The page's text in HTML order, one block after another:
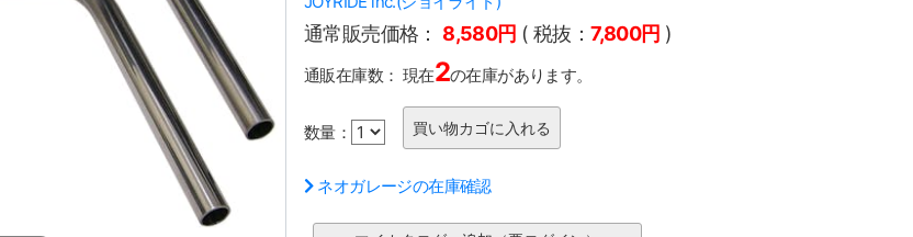
通常販売価格： 8,580円 ( 税抜：7,800円 )
通販在庫数： 現在2の在庫があります。
数量：
ネオガレージの在庫確認